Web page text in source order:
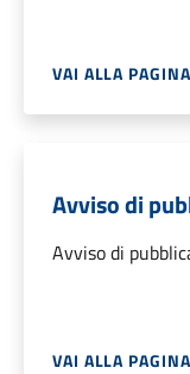
VAI ALLA PAGINA
Avviso di
Avviso di
VAI ALLA PAGINA